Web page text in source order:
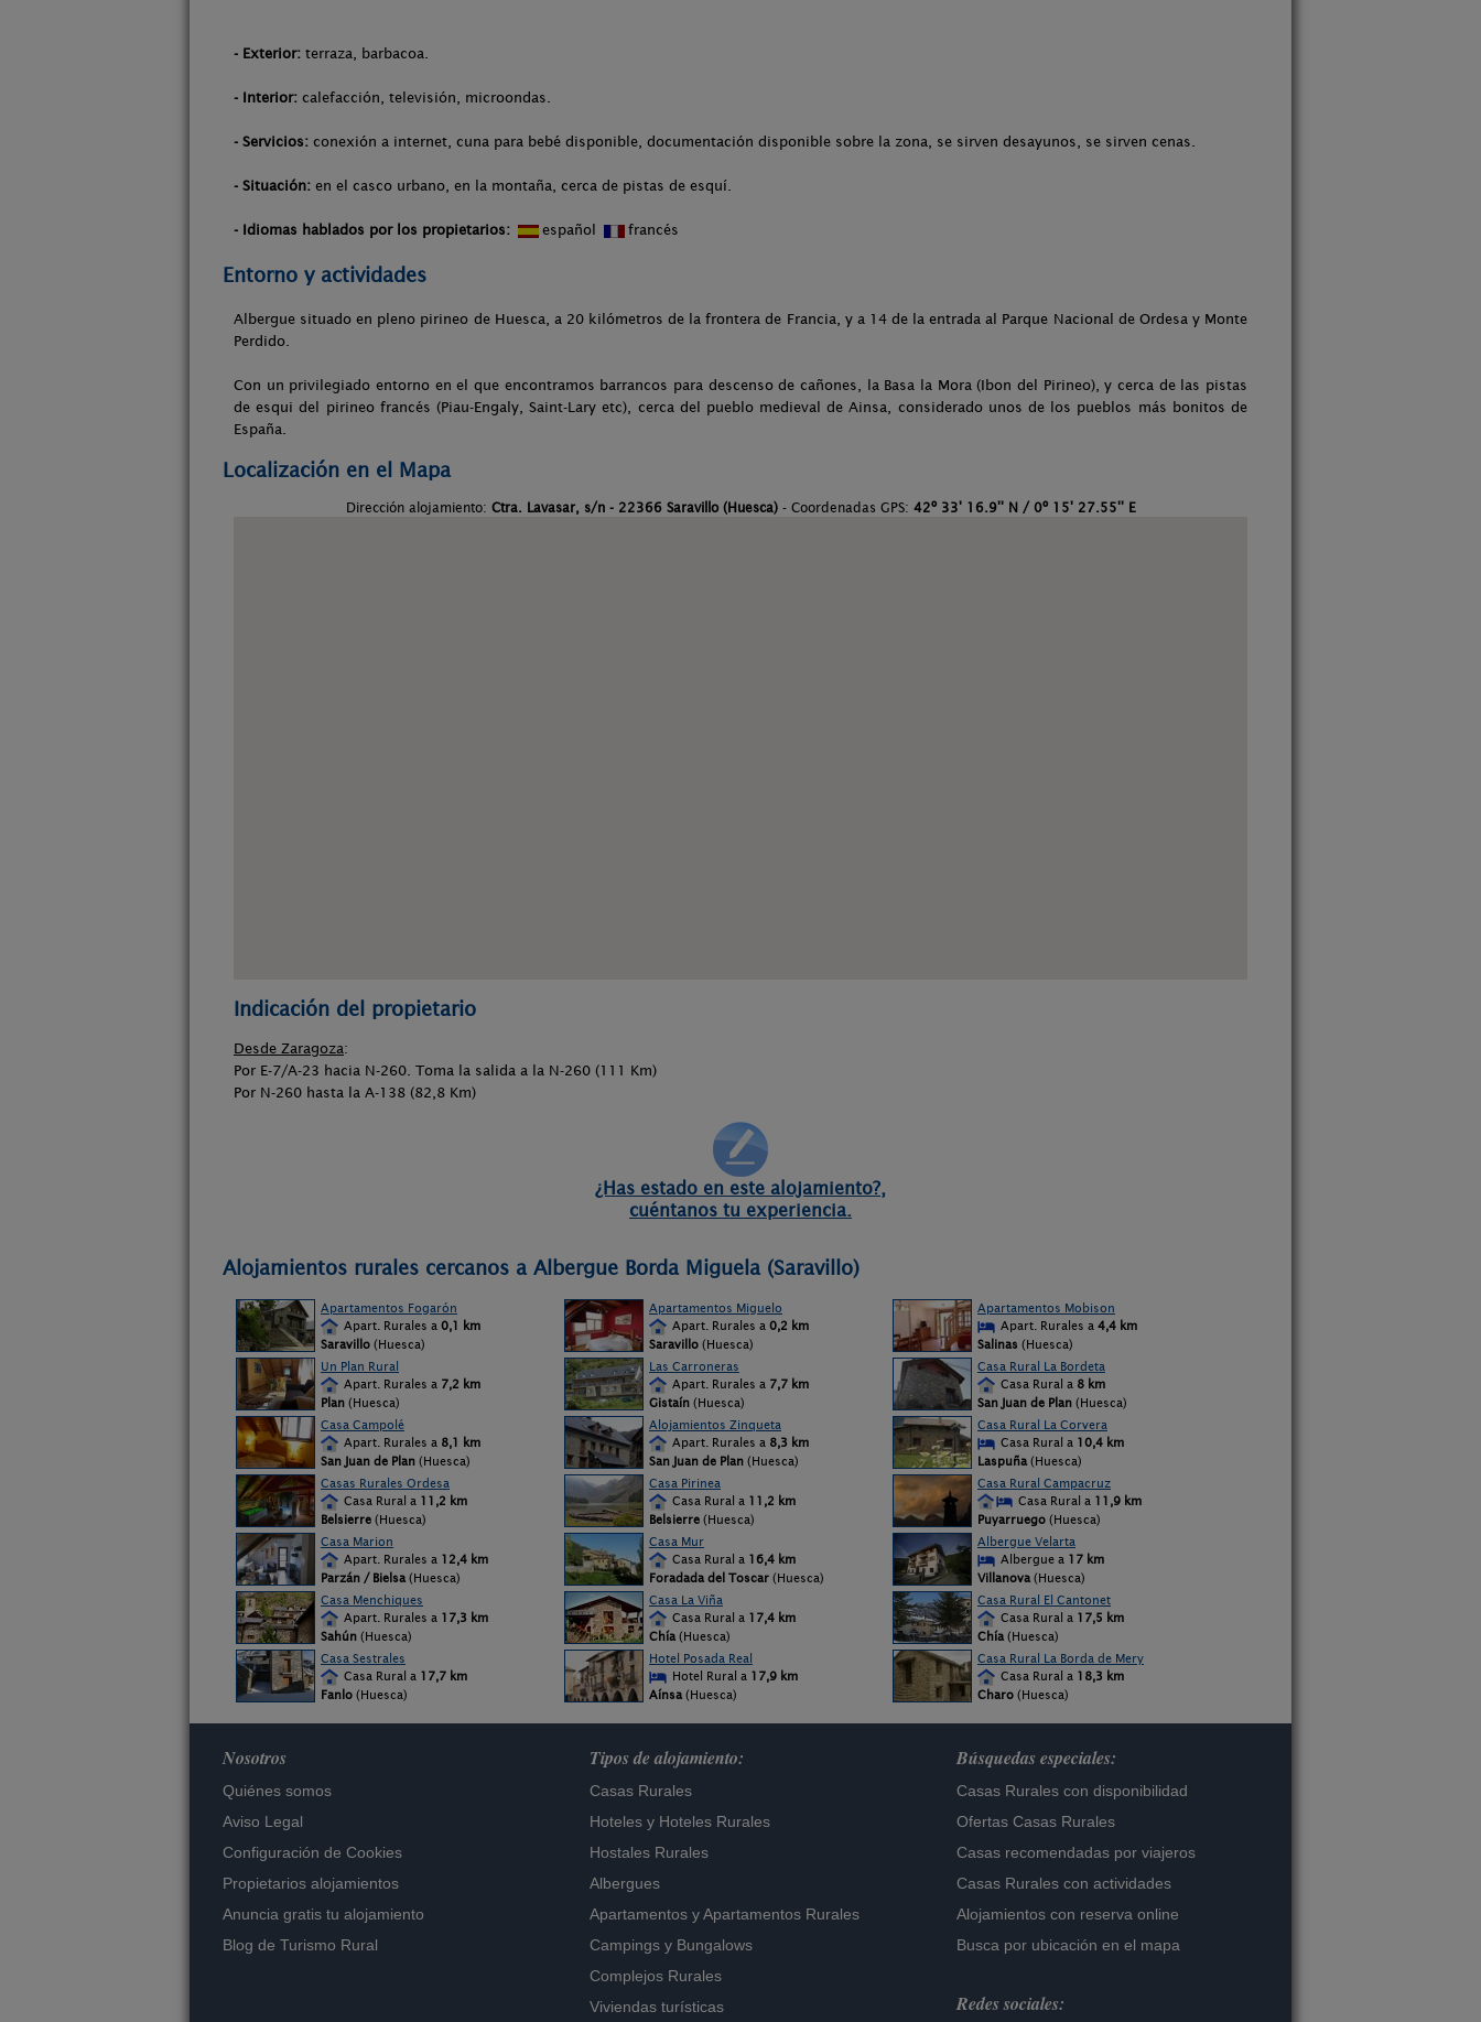
- Exterior: terraza, barbacoa.
- Interior: calefacción, televisión, microondas.
- Servicios: conexión a internet, cuna para bebé disponible, documentación disponible sobre la zona, se sirven desayunos, se sirven cenas.
- Situación: en el casco urbano, en la montaña, cerca de pistas de esquí.
- Idiomas hablados por los propietarios: español francés
Entorno y actividades
Albergue situado en pleno pirineo de Huesca, a 20 kilómetros de la frontera de Francia, y a 14 de la entrada al Parque Nacional de Ordesa y Monte
Perdido.
Con un privilegiado entorno en el que encontramos barrancos para descenso de cañones, la Basa la Mora (Ibon del Pirineo), y cerca de las pistas
de esqui del pirineo francés (Piau-Engaly, Saint-Lary etc), cerca del pueblo medieval de Ainsa, considerado unos de los pueblos más bonitos de
España.
Localización en el Mapa
Dirección alojamiento: Ctra. Lavasar, s/n - 22366 Saravillo (Huesca)- Coordenadas GPS: 42º 33' 16.9'' N / 0º 15' 27.55'' E
Indicación del propietario
Desde Zaragoza:
Por E-7/A-23 hacia N-260. Toma la salida a la N-260 (111 Km)
Por N-260 hasta la A-138 (82,8 Km)
¿Has estado en este alojamiento?,
cuéntanos tu experiencia.
Alojamientos rurales cercanos a Albergue Borda Miguela (Saravillo)
Apartamentos Fogarón
Apart. Rurales a 0,1 km
Saravillo (Huesca)
Apartamentos Miguelo
Apart. Rurales a 0,2 km
Saravillo (Huesca)
Apartamentos Mobison
Apart. Rurales a 4,4 km
Salinas (Huesca)
Un Plan Rural
Apart. Rurales a 7,2 km
Plan (Huesca)
Las Carroneras
Apart. Rurales a 7,7 km
Gistaín (Huesca)
Casa Rural La Bordeta
Casa Rural a 8 km
San Juan de Plan (Huesca)
Casa Campolé
Apart. Rurales a 8,1 km
San Juan de Plan (Huesca)
Alojamientos Zinqueta
Apart. Rurales a 8,3 km
San Juan de Plan (Huesca)
Casa Rural La Corvera
Casa Rural a 10,4 km
Laspuña (Huesca)
Casas Rurales Ordesa
Casa Rural a 11,2 km
Belsierre (Huesca)
Casa Pirinea
Casa Rural a 11,2 km
Belsierre (Huesca)
Casa Rural Campacruz
Casa Rural a 11,9 km
Puyarruego (Huesca)
Casa Marion
Apart. Rurales a 12,4 km
Parzán / Bielsa (Huesca)
Casa Mur
Casa Rural a 16,4 km
Foradada del Toscar (Huesca)
Albergue Velarta
Albergue a 17 km
Villanova (Huesca)
Casa Menchiques
Apart. Rurales a 17,3 km
Sahún (Huesca)
Casa La Viña
Casa Rural a 17,4 km
Chía (Huesca)
Casa Rural El Cantonet
Casa Rural a 17,5 km
Chía (Huesca)
Casa Sestrales
Casa Rural a 17,7 km
Fanlo (Huesca)
Hotel Posada Real
Hotel Rural a 17,9 km
Aínsa (Huesca)
Casa Rural La Borda de Mery
Casa Rural a 18,3 km
Charo (Huesca)
Nosotros
Quiénes somos
Aviso Legal
Configuración de Cookies
Propietarios alojamientos
Anuncia gratis tu alojamiento
Blog de Turismo Rural
Tipos de alojamiento:
Casas Rurales
Hoteles y Hoteles Rurales
Hostales Rurales
Albergues
Apartamentos yApartamentos Rurales
Campings y Bungalows
Complejos Rurales
Viviendas turísticas
Búsquedas especiales:
Casas Rurales con disponibilidad
Ofertas Casas Rurales
Casas recomendadas por viajeros
Casas Rurales con actividades
Alojamientos con reserva online
Busca por ubicación en el mapa
Redes sociales: